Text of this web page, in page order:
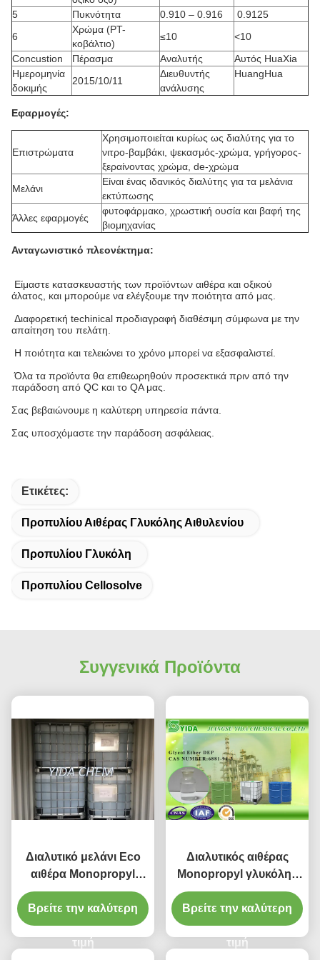
5
Πυκνότητα 0.910 – 0.916
0.9125
6
Χρώμα (PT-
κοβάλτιο)
≤10
<10
Concustion
Πέρασμα Αναλυτής
Αυτός HuaXia
Ημερομηνία
δοκιμής
2015/10/11
Διευθυντής
ανάλυσης
HuangHua
Εφαρμογές:
Επιστρώματα
Χρησιμοποιείται κυρίως ως διαλύτης για το
νιτρο-βαμβάκι, ψεκασμός-χρώμα, γρήγορος-
ξεραίνοντας χρώμα, de-χρώμα
Μελάνι
Είναι ένας ιδανικός διαλύτης για τα μελάνια
εκτύπωσης
Άλλες εφαρμογές
φυτοφάρμακο, χρωστική ουσία και βαφή της
βιομηχανίας
Ανταγωνιστικό πλεονέκτημα:
Είμαστε κατασκευαστής των προϊόντων αιθέρα και οξικού
άλατος, και μπορούμε να ελέγξουμε την ποιότητα από μας.
Διαφορετική techinical προδιαγραφή διαθέσιμη σύμφωνα με την
απαίτηση του πελάτη.
Η ποιότητα και τελειώνει το χρόνο μπορεί να εξασφαλιστεί.
Όλα τα προϊόντα θα επιθεωρηθούν προσεκτικά πριν από την
παράδοση από QC και το QA μας.
Σας βεβαιώνουμε η καλύτερη υπηρεσία πάντα.
Σας υποσχόμαστε την παράδοση ασφάλειας.
Ετικέτες:
Προπυλίου Αιθέρας Γλυκόλης Αιθυλενίου
Προπυλίου Γλυκόλη
Προπυλίου Cellosolve
Συγγενικά Προϊόντα
Διαλυτικό μελάνι Eco
αιθέρα Monopropyl
γλυκόλης αιθυλενίου EP
ΑΡΙΘΜΟΎ 2807-30-9
CAS
Βρείτε την καλύτερη
τιμή
Διαλυτικός αιθέρας
Monopropyl γλυκόλης
αιθυλενίου ρευστού
φρένων με το
πιστοποιητικό ISO9001
Βρείτε την καλύτερη
τιμή